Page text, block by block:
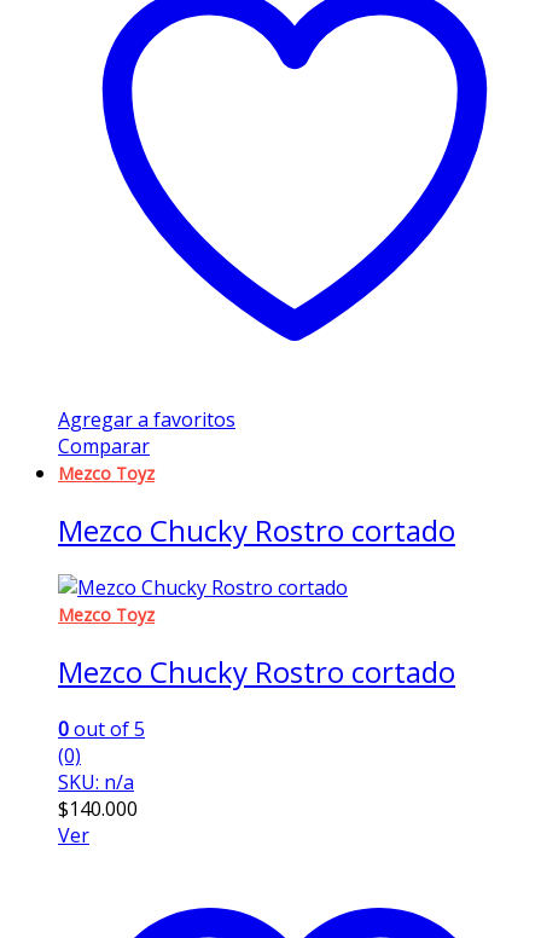
Agregar a favoritos
Comparar
Mezco Toyz
Mezco Chucky Rostro cortado
Mezco Toyz
Mezco Chucky Rostro cortado
0out of 5
(0)
SKU: n/a
$140.000
Ver